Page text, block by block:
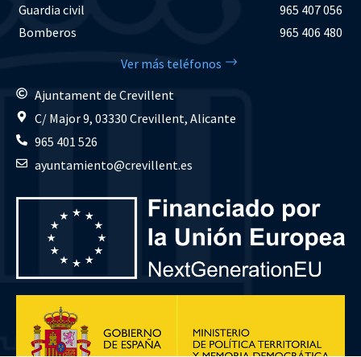
Guardia civil
965 407 056
Bomberos
965 406 480
Ver más teléfonos
Ajuntament de Crevillent
C/ Major 9, 03330 Crevillent, Alicante
965 401 526
ayuntamiento@crevillent.es